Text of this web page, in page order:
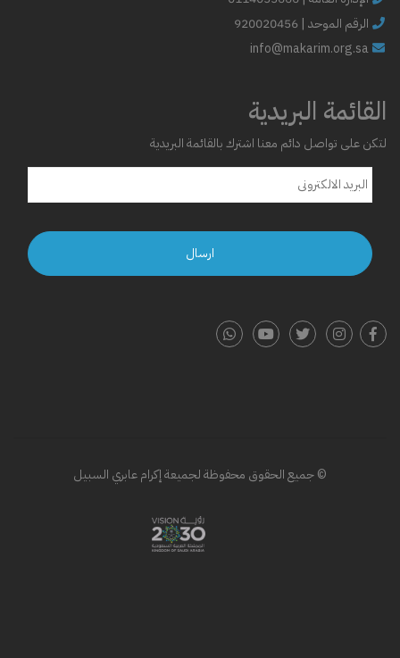
info@makarim.org.sa
القائمة البريدية
لتكن على تواصل دائم معنا اشترك بالقائمة البريدية
© جميع الحقوق محفوظة لجميعة إكرام عابري السبيل